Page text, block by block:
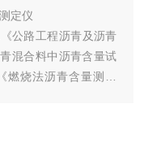
定仪
公路工程沥青及沥青
混合料中沥青含量试
烧法沥青含量测试
筛分分析，是各沥青